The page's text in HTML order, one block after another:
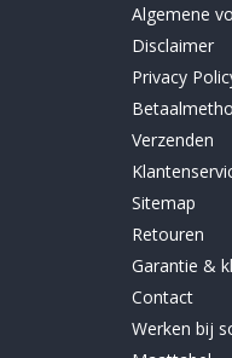
Algemene
Disclaimer
Privacy
Verzenden
Sitemap
Retouren
Garantie &
Contact
Werken bij